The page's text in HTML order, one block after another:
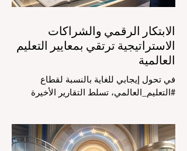
الابتكار الرقمي والشراكات
الاستراتيجية ترتقي بمعايير التعليم
العالمية
في تحول إيجابي للغاية بالنسبة لقطاع
#التعليم_العالمي، تسلط التقارير الأخيرة
الفصول الدراسية في جميع أنحاء العالم، وهو
أمر يثير اهتماماً كبيراً في الأوساط الأكاديمية